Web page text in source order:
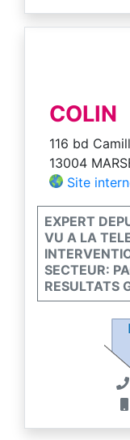
COLIN
116 bd
13004
Site
EXPERT
VU A LA
SECTEUR:
RESULTATS